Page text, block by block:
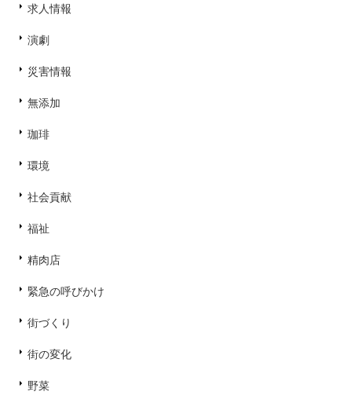
求人情報
演劇
災害情報
無添加
珈琲
環境
社会貢献
福祉
精肉店
緊急の呼びかけ
街づくり
街の変化
野菜